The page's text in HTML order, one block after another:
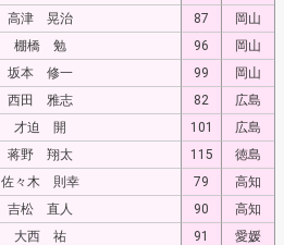
高津 晃治
87
岡山
棚橋 勉
96
岡山
坂本 修一
99
岡山
西田 雅志
82
広島
才迫 開
101 広島
蒋野 翔太 115
徳島
佐々木 則幸
79
高知
吉松 直人
90
高知
大西 祐
91
愛媛